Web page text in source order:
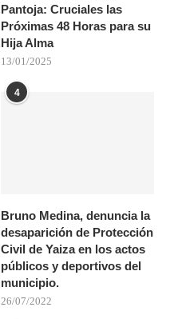
Pantoja: Cruciales las
Próximas 48 Horas para su
Hija Alma
13/01/2025
4
Bruno Medina, denuncia la
desaparición de Protección
Civil de Yaiza en los actos
públicos y deportivos del
municipio.
26/07/2022